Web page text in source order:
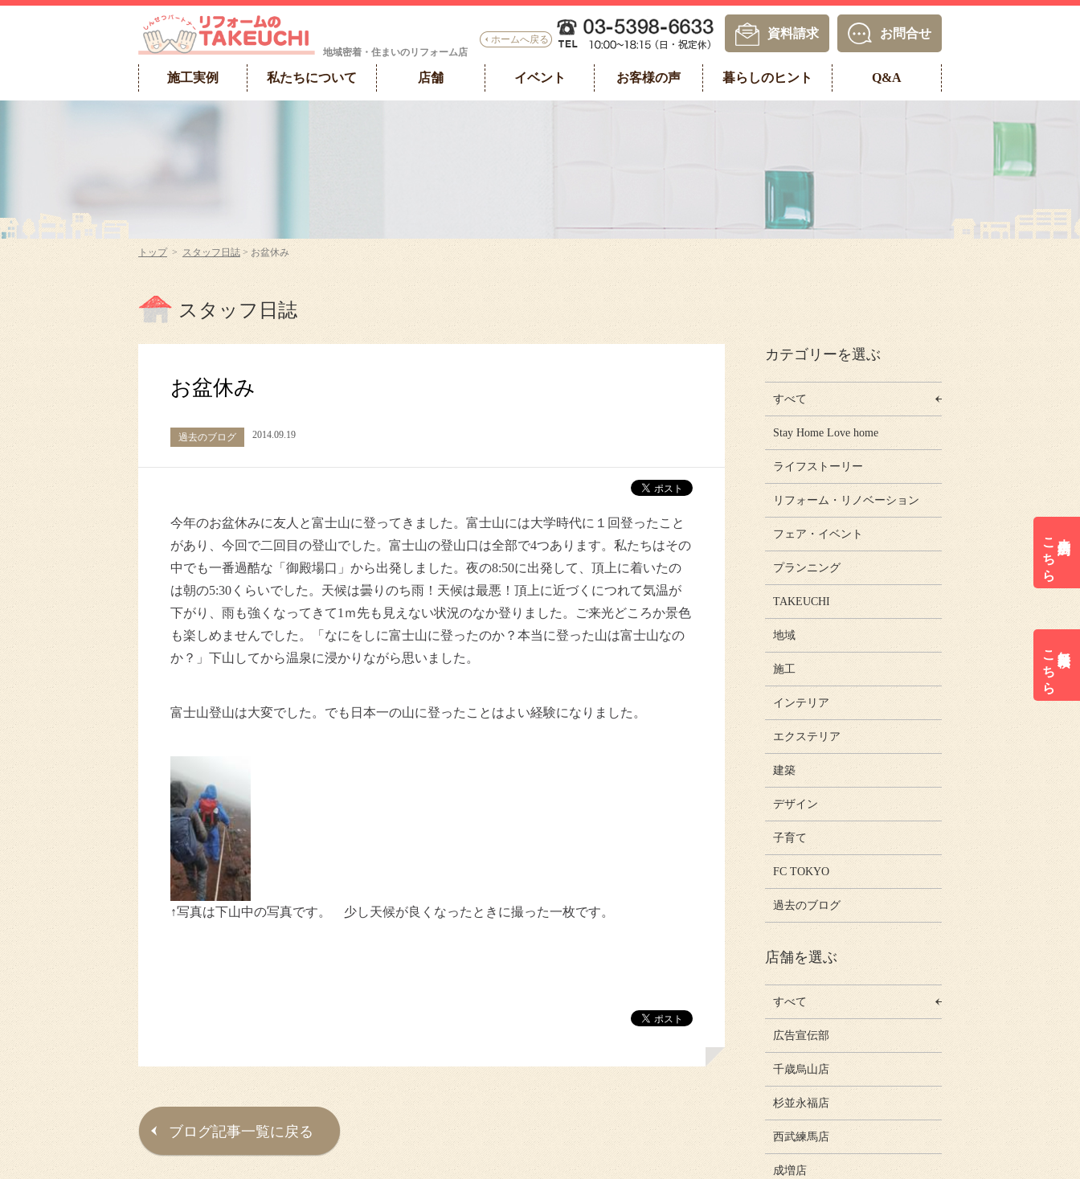
地域密着・住まいのリフォーム店
ホームへ戻る 資料請求 お問合せ
施工実例 私たちについて 店舗 イベント お客様の声 暮らしのヒント Q&A
来店予約は
こちら
無料見積は
こちら
トップ> スタッフ日誌 > お盆休み
スタッフ日誌
お盆休み
過去のブログ 2014.09.19
今年のお盆休みに友人と富士山に登ってきました。富士山には大学時代に１回登ったこと
があり、今回で二回目の登山でした。富士山の登山口は全部で4つあります。私たちはその
中でも一番過酷な「御殿場口」から出発しました。夜の8:50に出発して、頂上に着いたの
は朝の5:30くらいでした。天候は曇りのち雨！天候は最悪！頂上に近づくにつれて気温が
下がり、雨も強くなってきて1ｍ先も見えない状況のなか登りました。ご来光どころか景色
も楽しめませんでした。「なにをしに富士山に登ったのか？本当に登った山は富士山なの
か？」下山してから温泉に浸かりながら思いました。
富士山登山は大変でした。でも日本一の山に登ったことはよい経験になりました。
↑写真は下山中の写真です。 少し天候が良くなったときに撮った一枚です。
ブログ記事一覧に戻る
カテゴリーを選ぶ
すべて
Stay Home Love home
ライフストーリー
リフォーム・リノベーション
フェア・イベント
プランニング
TAKEUCHI
地域
施工
インテリア
エクステリア
建築
デザイン
子育て
FC TOKYO
過去のブログ
店舗を選ぶ
すべて
広告宣伝部
千歳烏山店
杉並永福店
西武練馬店
成増店